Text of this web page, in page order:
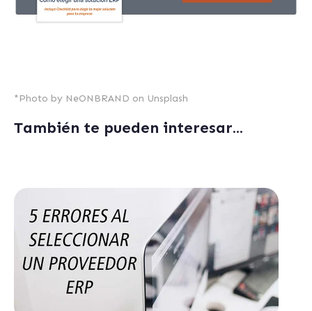
*Photo by NeONBRAND on Unsplash
También te pueden interesar...